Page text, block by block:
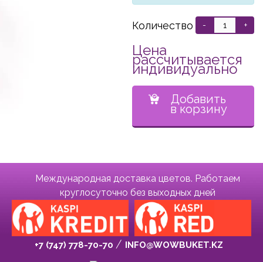
Количество - +
Цена
рассчитывается
индивидуально
Добавить
в корзину
Международная доставка цветов. Работаем
круглосуточно без выходных дней
+7 (747) 778-70-70 INFO@WOWBUKET.KZ